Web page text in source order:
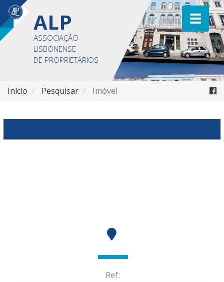
ALP
ASSOCIAÇÃO
LISBONENSE
DE PROPRIETÁRIOS
Início Pesquisar Imóvel
Ref: